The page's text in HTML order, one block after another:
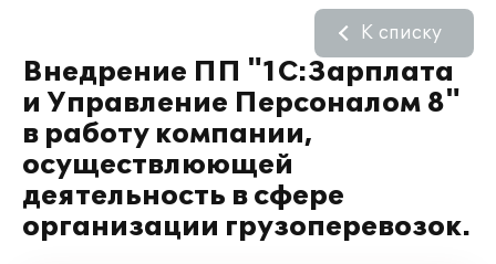
Внедрение ПП "1С:Зарплата
и Управление Персоналом 8"
в работу компании,
осуществлюющей
деятельность в сфере
организации грузоперевозок.
К списку